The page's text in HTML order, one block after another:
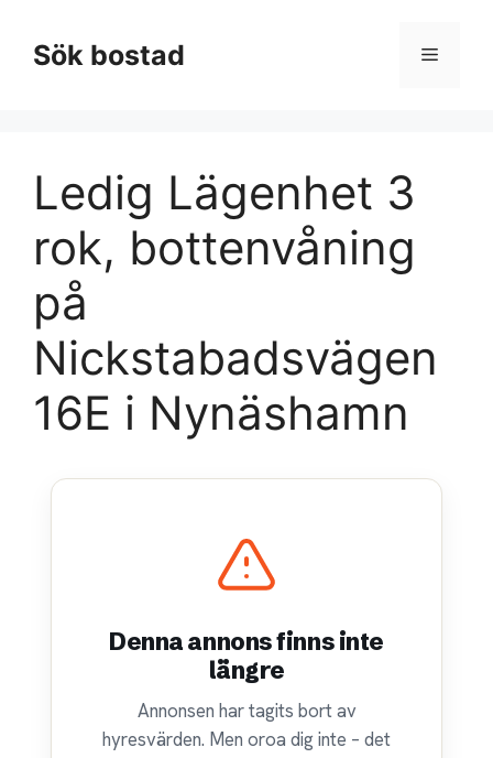
innehållSök bostad Meny
Ledig Lägenhet 3
rok, bottenvåning
på
Nickstabadsvägen
16E i Nynäshamn
Denna annons finns inte
längre
Annonsen har tagits bort av
hyresvärden. Men oroa dig inte – det